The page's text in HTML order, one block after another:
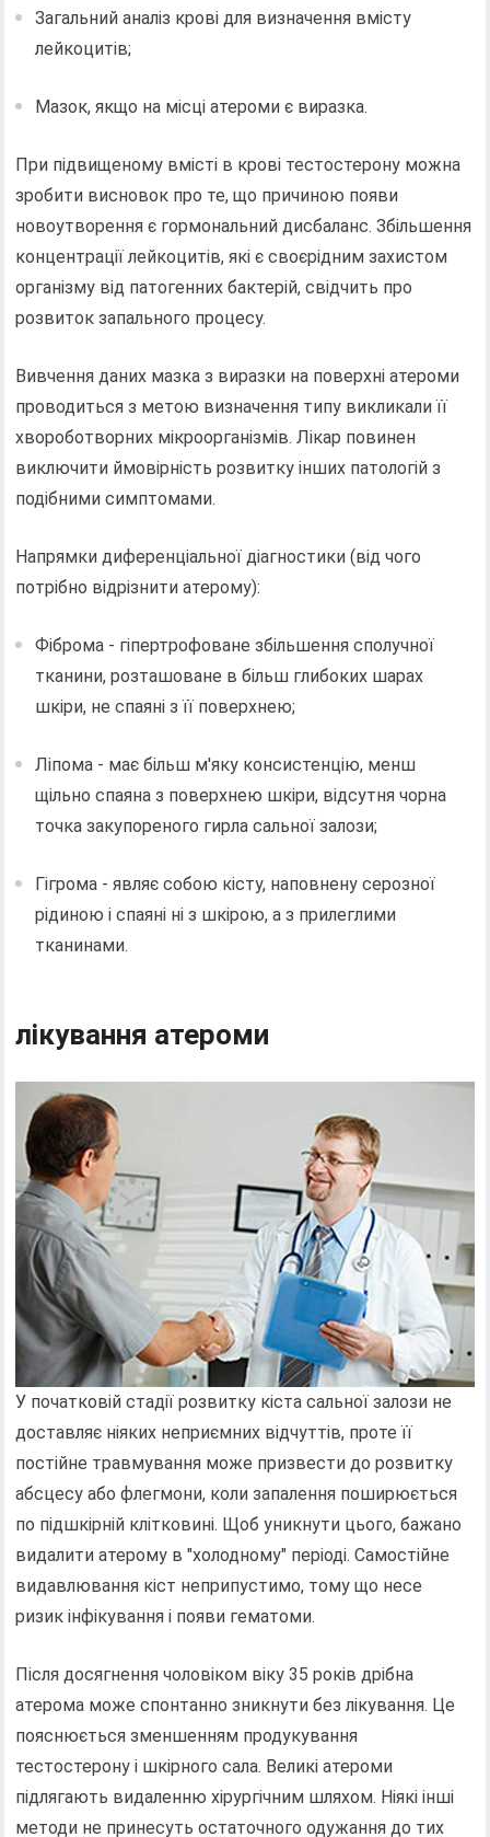
Загальний аналіз крові для визначення вмісту
лейкоцитів;
Мазок, якщо на місці атероми є виразка.
При підвищеному вмісті в крові тестостерону можна
зробити висновок про те, що причиною появи
новоутворення є гормональний дисбаланс. Збільшення
концентрації лейкоцитів, які є своєрідним захистом
організму від патогенних бактерій, свідчить про
розвиток запального процесу.
Вивчення даних мазка з виразки на поверхні атероми
проводиться з метою визначення типу викликали її
хвороботворних мікроорганізмів. Лікар повинен
виключити ймовірність розвитку інших патологій з
подібними симптомами.
Напрямки диференціальної діагностики (від чого
потрібно відрізнити атерому):
Фіброма - гіпертрофоване збільшення сполучної
тканини, розташоване в більш глибоких шарах
шкіри, не спаяні з її поверхнею;
Ліпома - має більш м'яку консистенцію, менш
щільно спаяна з поверхнею шкіри, відсутня чорна
точка закупореного гирла сальної залози;
Гігрома - являє собою кісту, наповнену серозної
рідиною і спаяні ні з шкірою, а з прилеглими
тканинами.
лікування атероми
У початковій стадії розвитку кіста сальної залози не
доставляє ніяких неприємних відчуттів, проте її
постійне травмування може призвести до розвитку
абсцесу або флегмони, коли запалення поширюється
по підшкірній клітковині. Щоб уникнути цього, бажано
видалити атерому в "холодному" періоді. Самостійне
видавлювання кіст неприпустимо, тому що несе
ризик інфікування і появи гематоми.
Після досягнення чоловіком віку 35 років дрібна
атерома може спонтанно зникнути без лікування. Це
пояснюється зменшенням продукування
тестостерону і шкірного сала. Великі атероми
підлягають видаленню хірургічним шляхом. Ніякі інші
методи не принесуть остаточного одужання до тих